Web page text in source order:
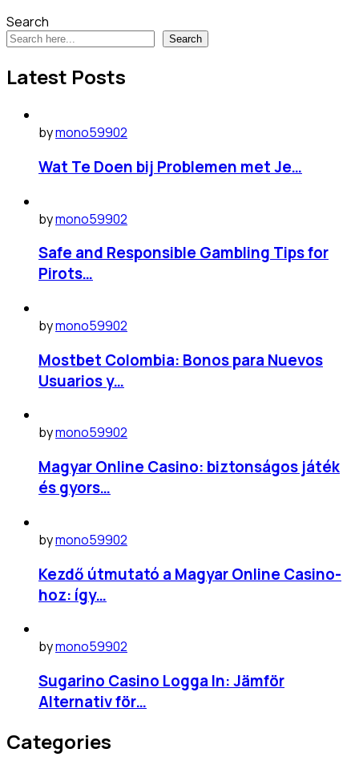
Search
Search
Latest Posts
bymono59902
Wat Te Doen bij Problemen met Je…
bymono59902
Safe and Responsible Gambling Tips for
Pirots…
bymono59902
Mostbet Colombia: Bonos para Nuevos
Usuarios y…
bymono59902
Magyar Online Casino: biztonságos játék
és gyors…
bymono59902
Kezdő útmutató a Magyar Online Casino-
hoz: így…
bymono59902
Sugarino Casino Logga In: Jämför
Alternativ för…
Categories